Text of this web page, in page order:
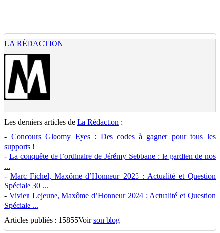
LA RÉDACTION
Les derniers articles de La Rédaction :
- Concours Gloomy Eyes : Des codes à gagner pour tous les
supports !
- La conquête de l’ordinaire de Jérémy Sebbane : le gardien de nos
...
-Marc Fichel, Maxôme d’Honneur 2023 : Actualité et Question
Spéciale 30 ...
- Vivien Lejeune, Maxôme d’Honneur 2024 : Actualité et Question
Spéciale ...
Articles publiés : 15855Voirson blog